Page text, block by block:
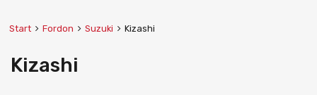
Start Fordon Suzuki Kizashi
Kizashi